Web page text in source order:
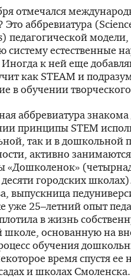
отмечался
Это аббревиатура
педагогической модели,
естественные
к ней еще
как STEAM и
в обучении
аббревиатура
принципы STEM
так и в дошкольной
активно
«Дошколенок»
городских
выпускница
уже 25–летний опыт
в жизнь
школе, основанную на
обучения
время спустя ее
и школах Смоленска.